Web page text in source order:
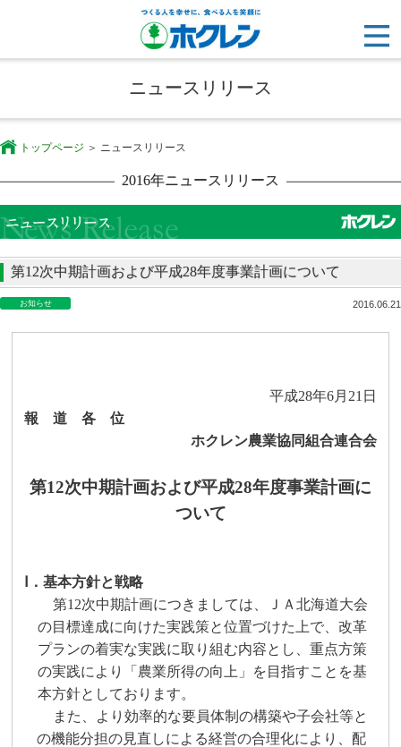
ニュースリリース
トップページ ニュースリリース
2016年ニュースリリース
第12次中期計画および平成28年度事業計画について
お知らせ 2016.06.21
平成28年6月 21 日
報 道 各 位
ホクレン農業協同組合連合会
第12次中期計画および平成28年度事業計画に
ついて
Ⅰ．基本方針と戦略
第12次中期計画につきましては、ＪＡ北海道大会
の目標達成に向けた実践策と位置づけた上で、改革
プランの着実な実践に取り組む内容とし、重点方策
の実践により「農業所得の向上」を目指すことを基
本方針としております。
また、より効率的な要員体制の構築や子会社等と
の機能分担の見直しによる経営の合理化により、配